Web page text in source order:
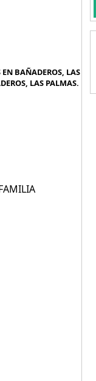
BAÑADEROS, LAS
LAS PALMAS.